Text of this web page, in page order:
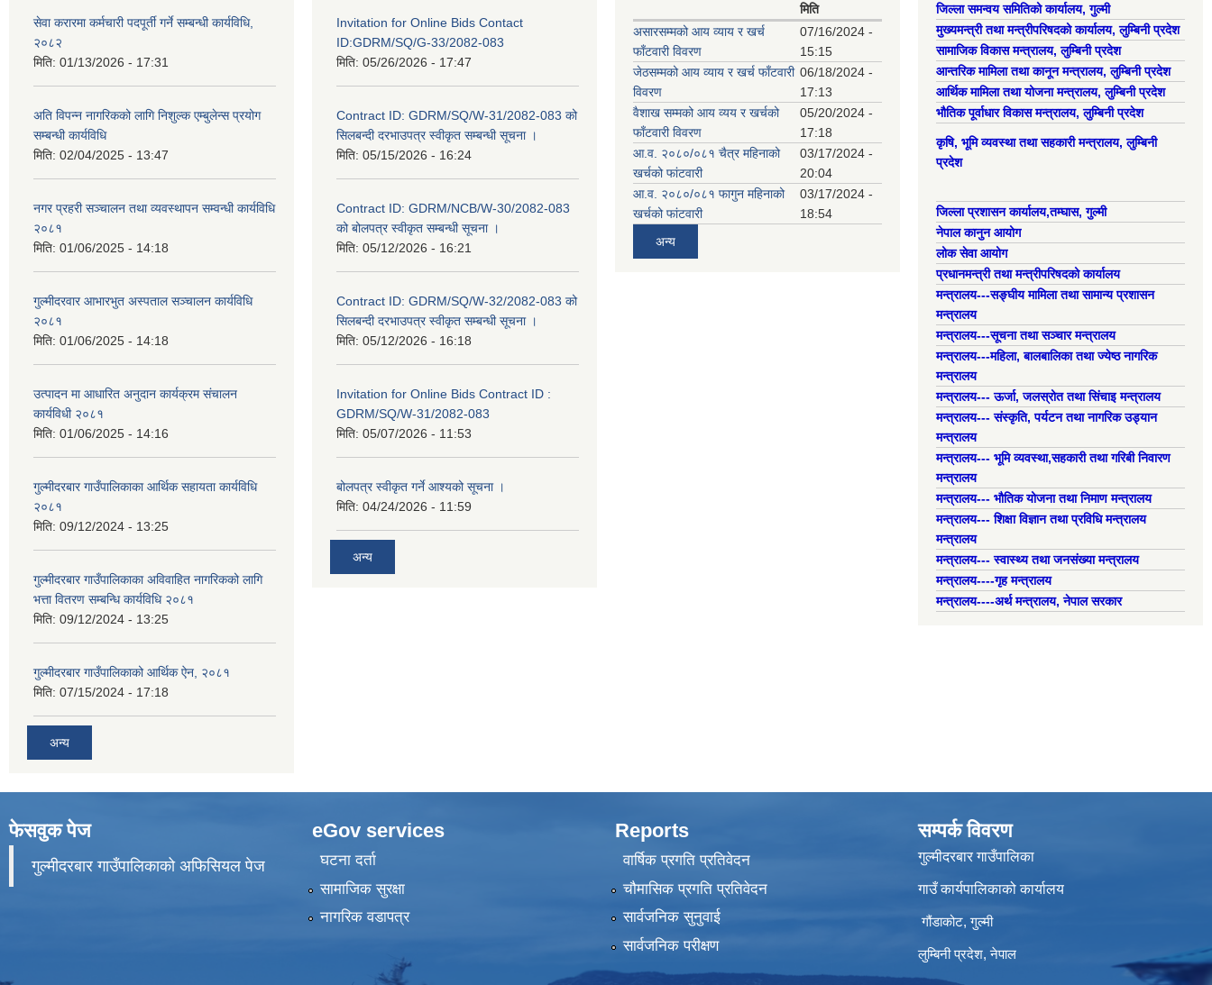
सेवा करारमा कर्मचारी पदपूर्ती गर्ने सम्बन्धी कार्यविधि,
२०८२
मिति: 01/13/2026 - 17:31
अति विपन्न नागरिकको लागि निशुल्क एम्बुलेन्स प्रयोग
सम्बन्धी कार्यविधि
मिति: 02/04/2025 - 13:47
नगर प्रहरी सञ्चालन तथा व्यवस्थापन सम्वन्धी कार्यविधि
२०८१
मिति: 01/06/2025 - 14:18
गुल्मीदरवार आभारभुत अस्पताल सञ्चालन कार्यविधि
२०८१
मिति: 01/06/2025 - 14:18
उत्पादन मा आधारित अनुदान कार्यक्रम संचालन
कार्यविधी २०८१
मिति: 01/06/2025 - 14:16
गुल्मीदरबार गाउँपालिकाका आर्थिक सहायता कार्यविधि
२०८१
मिति: 09/12/2024 - 13:25
गुल्मीदरबार गाउँपालिकाका अविवाहित नागरिकको लागि
भत्ता वितरण सम्बन्धि कार्यविधि २०८१
मिति: 09/12/2024 - 13:25
गुल्मीदरबार गाउँपालिकाको आर्थिक ऐन, २०८१
मिति: 07/15/2024 - 17:18
अन्य
Invitation for Online Bids Contact
ID:GDRM/SQ/G-33/2082-083
मिति: 05/26/2026 - 17:47
Contract ID: GDRM/SQ/W-31/2082-083 को
सिलबन्दी दरभाउपत्र स्वीकृत सम्बन्धी सूचना ।
मिति: 05/15/2026 - 16:24
Contract ID: GDRM/NCB/W-30/2082-083
को बोलपत्र स्वीकृत सम्बन्धी सूचना ।
मिति: 05/12/2026 - 16:21
Contract ID: GDRM/SQ/W-32/2082-083 को
सिलबन्दी दरभाउपत्र स्वीकृत सम्बन्धी सूचना ।
मिति: 05/12/2026 - 16:18
Invitation for Online Bids Contract ID :
GDRM/SQ/W-31/2082-083
मिति: 05/07/2026 - 11:53
बोलपत्र स्वीकृत गर्ने आश्यको सूचना ।
मिति: 04/24/2026 - 11:59
अन्य
मिति
असारसम्मको आय व्याय र खर्च
फाँटवारी विवरण
07/16/2024 -
15:15
जेठसम्मको आय व्याय र खर्च फाँटवारी
विवरण
06/18/2024 -
17:13
वैशाख सम्मको आय व्यय र खर्चको
फाँटवारी विवरण
05/20/2024 -
17:18
आ.व. २०८०/०८१ चैत्र महिनाको
खर्चको फांटवारी
03/17/2024 -
20:04
आ.व. २०८०/०८१ फागुन महिनाको
खर्चको फांटवारी
03/17/2024 -
18:54
अन्य
जिल्ला समन्वय समितिको कार्यालय, गुल्मी
मुख्यमन्त्री तथा मन्त्रीपरिषदको कार्यालय, लुम्बिनी प्रदेश
सामाजिक विकास मन्त्रालय, लुम्बिनी प्रदेश
आन्तरिक मामिला तथा कानून मन्त्रालय, लुम्बिनी प्रदेश
आर्थिक मामिला तथा योजना मन्त्रालय, लुम्बिनी प्रदेश
भौतिक पूर्वाधार विकास मन्त्रालय, लुम्बिनी प्रदेश
कृषि, भूमि व्यवस्था तथा सहकारी मन्त्रालय, लुम्बिनी
प्रदेश
जिल्ला प्रशासन कार्यालय,तम्घास, गुल्मी
नेपाल कानुन आयोग
लोक सेवा आयोग
प्रधानमन्त्री तथा मन्त्रीपरिषदको कार्यालय
मन्त्रालय---सङ्घीय मामिला तथा सामान्य प्रशासन
मन्त्रालय
मन्त्रालय---सूचना तथा सञ्चार मन्त्रालय
मन्त्रालय---महिला, बालबालिका तथा ज्येष्ठ नागरिक
मन्त्रालय
मन्त्रालय--- ऊर्जा, जलस्रोत तथा सिंचाइ मन्त्रालय
मन्त्रालय--- संस्कृति, पर्यटन तथा नागरिक उड्यान
मन्त्रालय
मन्त्रालय--- भूमि व्यवस्था,सहकारी तथा गरिबी निवारण
मन्त्रालय
मन्त्रालय--- भौतिक योजना तथा निमाण मन्त्रालय
मन्त्रालय--- शिक्षा विज्ञान तथा प्रविधि मन्त्रालय
मन्त्रालय
मन्त्रालय--- स्वास्थ्य तथा जनसंख्या मन्त्रालय
मन्त्रालय----गृह मन्त्रालय
मन्त्रालय----अर्थ मन्त्रालय, नेपाल सरकार
फेसवुक पेज
गुल्मीदरबार गाउँपालिकाको अफिसियल पेज
eGov services
घटना दर्ता
सामाजिक सुरक्षा
नागरिक वडापत्र
Reports
वार्षिक प्रगति प्रतिवेदन
चौमासिक प्रगति प्रतिवेदन
सार्वजनिक सुनुवाई
सार्वजनिक परीक्षण
सम्पर्क विवरण
गुल्मीदरबार गाउँपालिका
गाउँ कार्यपालिकाको कार्यालय
गौंडाकोट, गुल्मी
लुम्बिनी प्रदेश, नेपाल